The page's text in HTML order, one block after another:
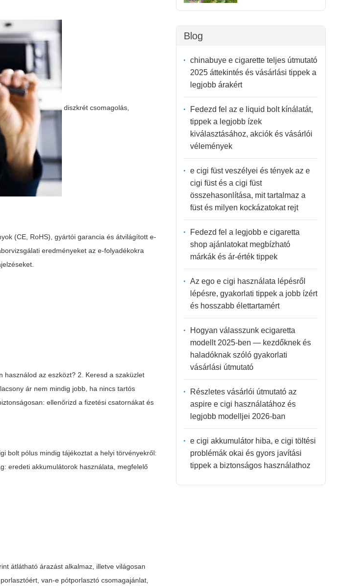
diszkrét csomagolás,
(CE, RoHS), gyártói garancia és átvilágított e-
eredményeket az e-folyadékokra
használod az eszközt? 2. Keresd a szaküzlet
ár nem mindig jobb, ha nincs tartós
ellenőrizd a fizetési csatornákat és
bolt pólus mindig tájékoztat a helyi törvényekről:
eredeti akkumulátorok használata, megfelelő
átlátható árazást alkalmaz, illetve világosan
van-e pótporlasztó csomagajánlat,
Blog
chinabuye e cigarette teljes útmutató
2025 áttekintés és vásárlási tippek a
legjobb árakért
Fedezd fel az e liquid bolt kínálatát,
tippek a legjobb ízek
kiválasztásához, akciók és vásárlói
vélemények
e cigi füst veszélyei és tények az e
cigi füst és a cigi füst
összehasonlítása, mit tartalmaz a
füst és milyen kockázatokat rejt
Fedezd fel a legjobb e cigaretta
shop ajánlatokat megbízható
márkák és ár-érték tippek
Az ego e cigi használata lépésről
lépésre, gyakorlati tippek a jobb ízért
és hosszabb élettartamért
Hogyan válasszunk ecigaretta
modellt 2025-ben — kezdőknek és
haladóknak szóló gyakorlati
vásárlási útmutató
Részletes vásárlói útmutató az
aspire e cigi használatához és
legjobb modelljei 2026-ban
e cigi akkumulátor hiba, e cigi töltési
problémák okai és gyors javítási
tippek a biztonságos használathoz